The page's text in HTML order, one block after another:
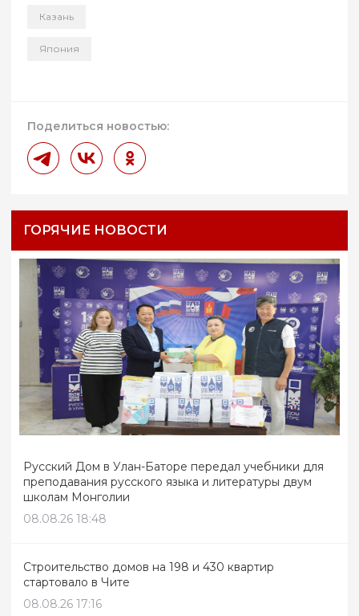
Казань
Япония
Поделиться новостью:
ГОРЯЧИЕ НОВОСТИ
Русский Дом в Улан-Баторе передал учебники для
преподавания русского языка и литературы двум
школам Монголии
08.08.26 18:48
Строительство домов на 198 и 430 квартир
стартовало в Чите
08.08.26 17:16